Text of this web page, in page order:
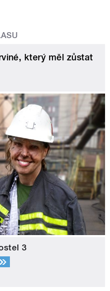
který měl zůstat
3